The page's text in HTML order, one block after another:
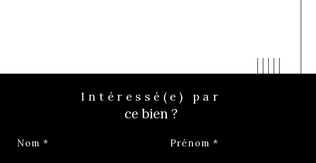
Intéressé(e) par
ce bien ?
Nom * Prénom *